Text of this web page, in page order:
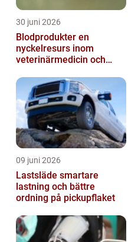
30 juni 2026
Blodprodukter en
nyckelresurs inom
veterinärmedicin och
09 juni 2026
Lastsläde smartare
lastning och bättre
ordning på pickupflaket